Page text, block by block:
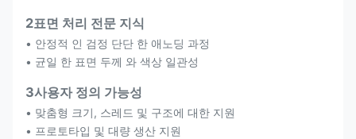
2표면 처리 전문 지식
• 안정적 인 검정 단단 한 애노딩 과정
• 균일 한 표면 두께 와 색상 일관성
3사용자 정의 가능성
• 맞춤형 크기, 스레드 및 구조에 대한 지원
• 프로토타입 및 대량 생산 지원